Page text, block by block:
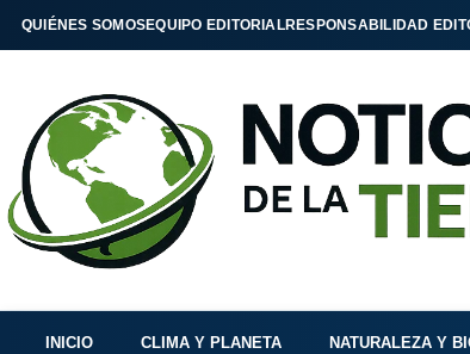
QUIÉNES SOMOSEQUIPO EDITORIALRESPONSABILIDAD
INICIO CLIMA Y PLANETA NATURALEZA Y